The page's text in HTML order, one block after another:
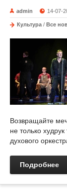
admin 14-07-
Культура / Все
Возвращайте
не только
духового
Подробнее